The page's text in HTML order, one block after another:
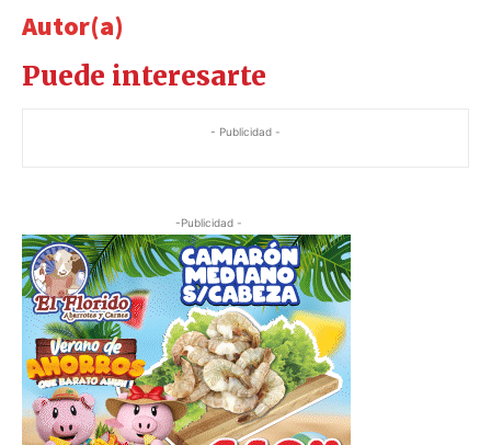
Autor(a)
Puede interesarte
- Publicidad -
-Publicidad -